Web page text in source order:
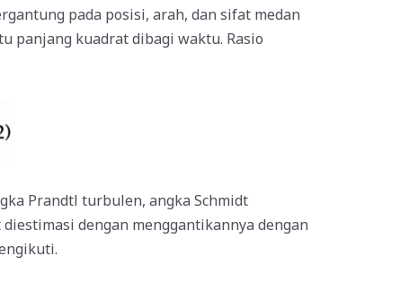
pada posisi, arah, dan sifat medan
panjang kuadrat dibagi waktu. Rasio
Prandtl turbulen, angka Schmidt
dengan menggantikannya dengan